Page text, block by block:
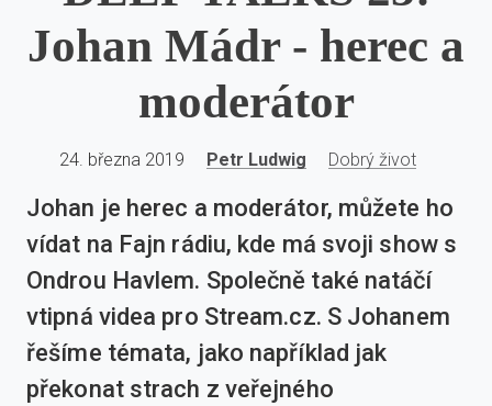
Johan Mádr - herec a
moderátor
24. března 2019 Petr Ludwig Dobrý život
Johan je herec a moderátor, můžete ho
vídat na Fajn rádiu, kde má svoji show s
Ondrou Havlem. Společně také natáčí
vtipná videa pro Stream.cz. S Johanem
řešíme témata, jako například jak
překonat strach z veřejného